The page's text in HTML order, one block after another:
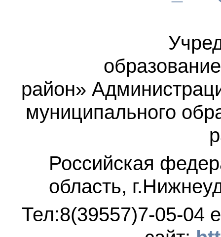
район»
муниципального
Российская
область,
Тел:8(39557)7-05-04